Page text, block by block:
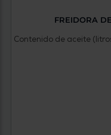
FREIDORA
Contenido de aceite